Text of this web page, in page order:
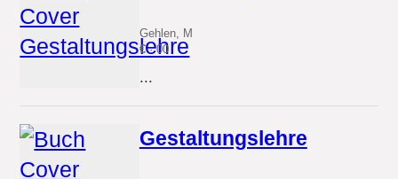
Gehlen, M
€· 00
...
Gestaltungslehre